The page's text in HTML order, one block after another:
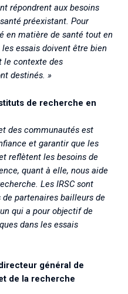
répondrent aux besoins
préexistant. Pour
en matière de santé tout en
essais doivent être bien
le contexte des
destinés. »
de recherche en
des communautés est
et garantir que les
reflètent les besoins de
quant à elle, nous aide
Les IRSC sont
partenaires bailleurs de
qui a pour objectif de
dans les essais
général de
de la recherche